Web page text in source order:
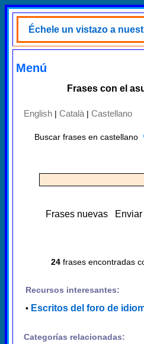
Échele un vistazo a
Menú
Frases con el
English | Català | Castellano
Buscar frases en castellano
Frases nuevas
24frases encontradas
Recursos interesantes:
• Escritos del foro de
Categorías relacionadas: